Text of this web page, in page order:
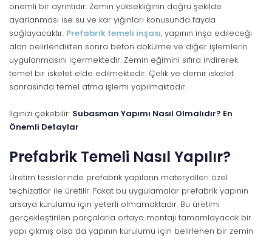
önemli bir ayrıntıdır. Zemin yüksekliğinin doğru şekilde
ayarlanması ise su ve kar yığınları konusunda fayda
sağlayacaktır. Prefabrik temeli inşası, yapının inşa edileceği
alan belirlendikten sonra beton dökülme ve diğer işlemlerin
uygulanmasını içermektedir. Zemin eğimini sıfıra indirerek
temel bir iskelet elde edilmektedir. Çelik ve demir iskelet
sonrasında temel atma işlemi yapılmaktadır.
İlginizi çekebilir: Subasman Yapımı Nasıl Olmalıdır? En
Önemli Detaylar
Prefabrik Temeli Nasıl Yapılır?
Üretim tesislerinde prefabrik yapıların materyalleri özel
teçhizatlar ile üretilir. Fakat bu uygulamalar prefabrik yapının
arsaya kurulumu için yeterli olmamaktadır. Bu üretimi
gerçekleştirilen parçalarla ortaya montajı tamamlayacak bir
yapı çıkmış olsa da yapının kurulumu için belirlenen bir zemin